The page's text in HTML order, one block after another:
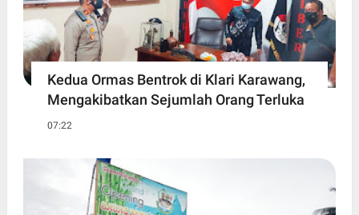
Kedua Ormas Bentrok di Klari Karawang,
Mengakibatkan Sejumlah Orang Terluka
07:22